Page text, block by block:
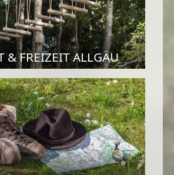
& FREIZEIT ALLGÄU